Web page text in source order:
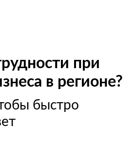
при
в регионе?
быстро